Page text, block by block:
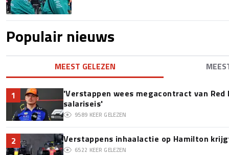
Populair nieuws
MEEST GELEZEN
1
'Verstappen wees megacontract van
salariseis'
9589 KEER GELEZEN
2 Verstappens inhaalactie op Hamilton
6522 KEER GELEZEN